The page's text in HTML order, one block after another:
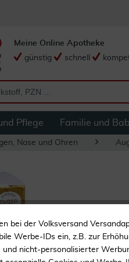
Meine Online Apotheke
günstig
schnell
Pflege Familie und
Nase und Ohren
bei der Volksversand
Werbe-IDs ein, z.B. zur
nicht-personalisierter